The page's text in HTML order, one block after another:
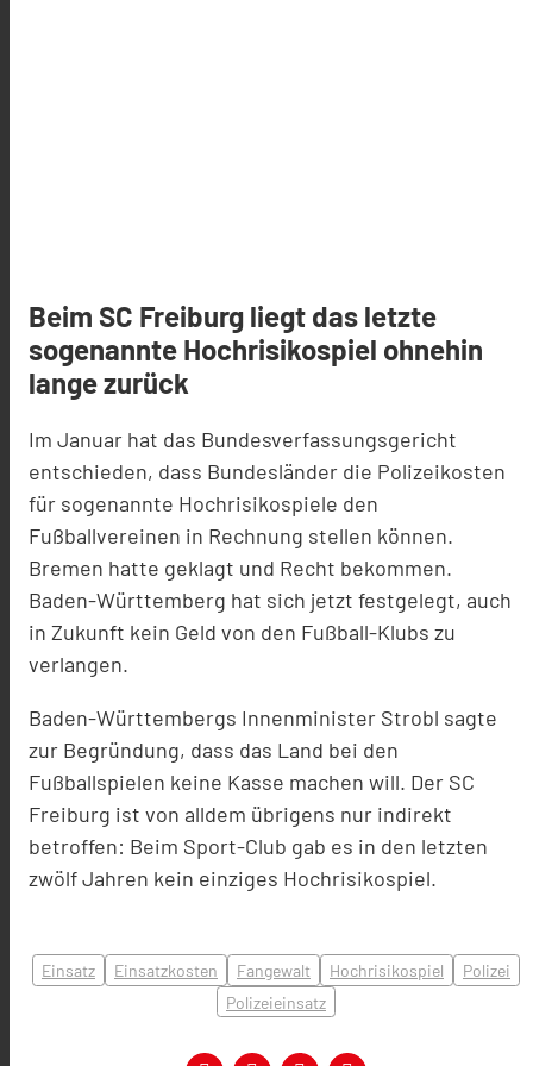
Beim SC Freiburg liegt das letzte
sogenannte Hochrisikospiel ohnehin
lange zurück
Im Januar hat das Bundesverfassungsgericht
entschieden, dass Bundesländer die Polizeikosten
für sogenannte Hochrisikospiele den
Fußballvereinen in Rechnung stellen können.
Bremen hatte geklagt und Recht bekommen.
Baden-Württemberg hat sich jetzt festgelegt, auch
in Zukunft kein Geld von den Fußball-Klubs zu
verlangen.
Baden-Württembergs Innenminister Strobl sagte
zur Begründung, dass das Land bei den
Fußballspielen keine Kasse machen will. Der SC
Freiburg ist von alldem übrigens nur indirekt
betroffen: Beim Sport-Club gab es in den letzten
zwölf Jahren kein einziges Hochrisikospiel.
Einsatz Einsatzkosten Fangewalt Hochrisikospiel
Polizei
Polizeieinsatz